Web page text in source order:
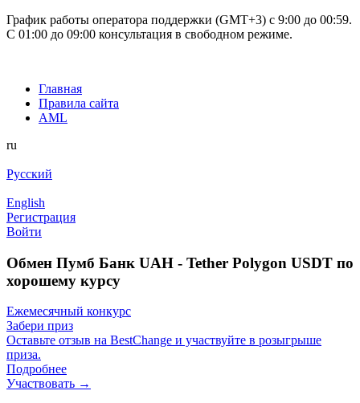
График работы оператора поддержки (GMT+3) c 9:00 до 00:59.
С 01:00 до 09:00 консультация в свободном режиме.
Главная
Правила сайта
AML
ru
Русский
English
Регистрация
Войти
Обмен Пумб Банк UAH - Tether Polygon USDT по
хорошему курсу
Ежемесячный конкурс
Забери приз
Оставьте отзыв на BestChange и участвуйте в розыгрыше
приза.
Подробнее
Участвовать →